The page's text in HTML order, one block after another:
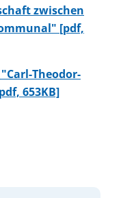
zwischen
[pdf,
Theodor-
653KB]